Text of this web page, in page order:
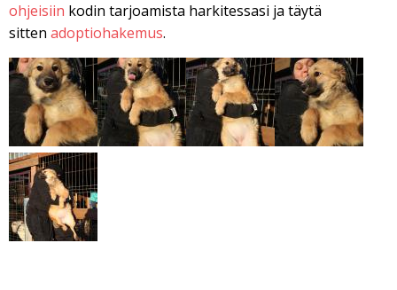
ohjeisiin kodin tarjoamista harkitessasi ja täytä
sitten adoptiohakemus.